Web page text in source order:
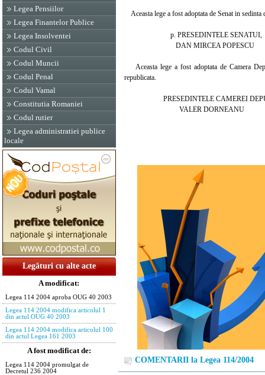
Legea Pensiilor
Legea Finantelor Publice
Legea Insolventei
Codul Civil
Codul Muncii
Codul Penal
Codul Vamal
Constitutia Romaniei
Codul rutier
Legea administratiei publice
locale
Legături cu alte acte
A modificat:
Legea 114 2004 aproba OUG 40 2003
Legea 114 2004 modifica articolul 1
din actul OUG 40 2003
Legea 114 2004 modifica articolul 100
din actul Legea 161 2003
A fost modificat de:
Legea 114 2004 promulgat de
Decretul 236 2004
Aceasta lege a fost adoptata de Senat in
p. PRESEDINTELE SENATUI,
DAN MIRCEA POPESCU
Aceasta lege a fost adoptata de Camera
republicata.
PRESEDINTELE CAMEREI
VALER DORNEANU
COMENTARII la Legea 114/2004